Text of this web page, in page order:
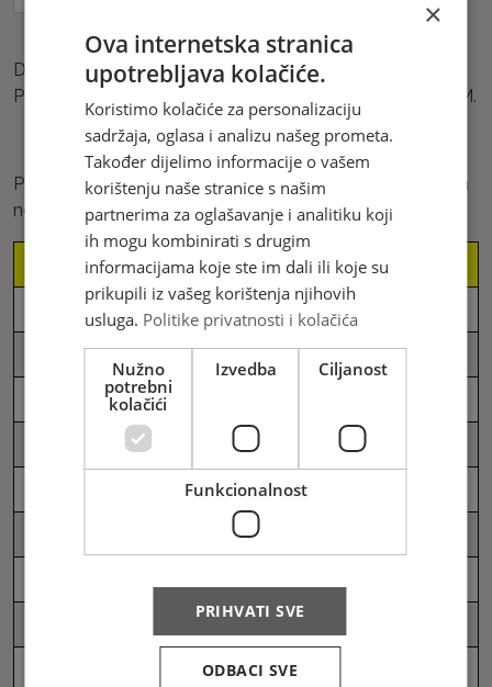
Dodatne usluge:
Poruke: Do 10 riječi 3,60 KM, svaka slijedeća riječ 0,40 KM.
Poštanski uredi u kojima se pruža usluga slanja i primanja
novca preko Western Union-a su:
Broj pošt. ureda Poštanski ured
72256
76110 Brčko
80270
88202 Buna
×
Ova internetska stranica
upotrebljava kolačiće.
Koristimo kolačiće za personalizaciju
sadržaja, oglasa i analizu našeg prometa.
Također dijelimo informacije o vašem
korištenju naše stranice s našim
partnerima za oglašavanje i analitiku koji
ih mogu kombinirati s drugim
informacijama koje ste im dali ili koje su
prikupili iz vašeg korištenja njihovih
usluga. Politike privatnosti i kolačića
Nužno
potrebni
kolačići
Izvedba Ciljanost
Funkcionalnost
PRIHVATI SVE
ODBACI SVE